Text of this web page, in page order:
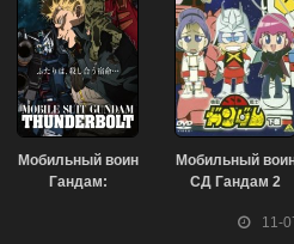
11-
Мобильный воин
Гандам:
Мобильный
СД Гандам 2